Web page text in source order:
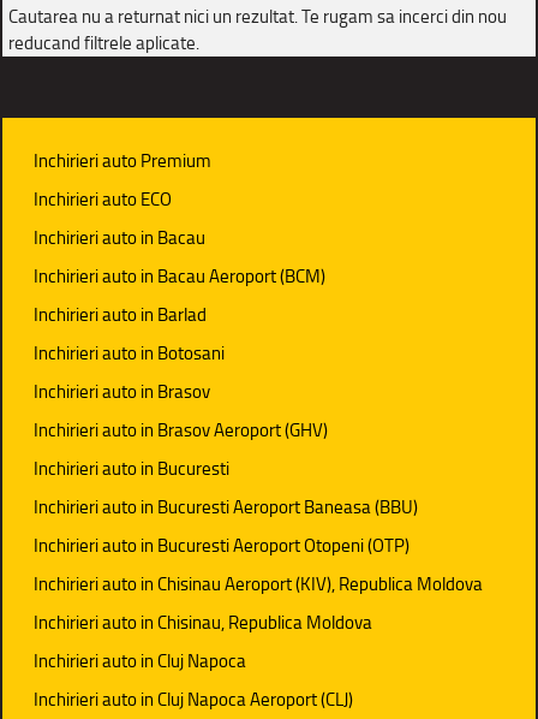
Cautarea nu a returnat nici un rezultat. Te rugam sa incerci din nou
reducand filtrele aplicate.
Inchirieri auto Premium
Inchirieri auto ECO
Inchirieri auto in Bacau
Inchirieri auto in Bacau Aeroport (BCM)
Inchirieri auto in Barlad
Inchirieri auto in Botosani
Inchirieri auto in Brasov
Inchirieri auto in Brasov Aeroport (GHV)
Inchirieri auto in Bucuresti
Inchirieri auto in Bucuresti Aeroport Baneasa (BBU)
Inchirieri auto in Bucuresti Aeroport Otopeni (OTP)
Inchirieri auto in Chisinau Aeroport (KIV), Republica Moldova
Inchirieri auto in Chisinau, Republica Moldova
Inchirieri auto in Cluj Napoca
Inchirieri auto in Cluj Napoca Aeroport (CLJ)